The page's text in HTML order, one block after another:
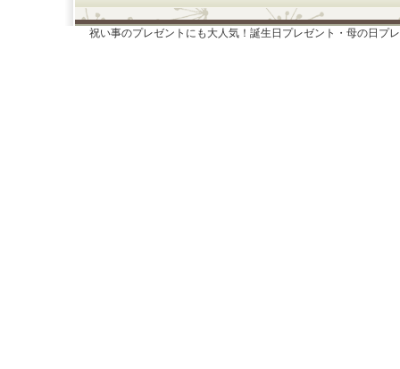
祝い事のプレゼントにも大人気！誕生日プレゼント・母の日プ